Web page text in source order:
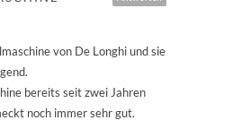
von De Longhi und sie
bereits seit zwei Jahren
noch immer sehr gut.